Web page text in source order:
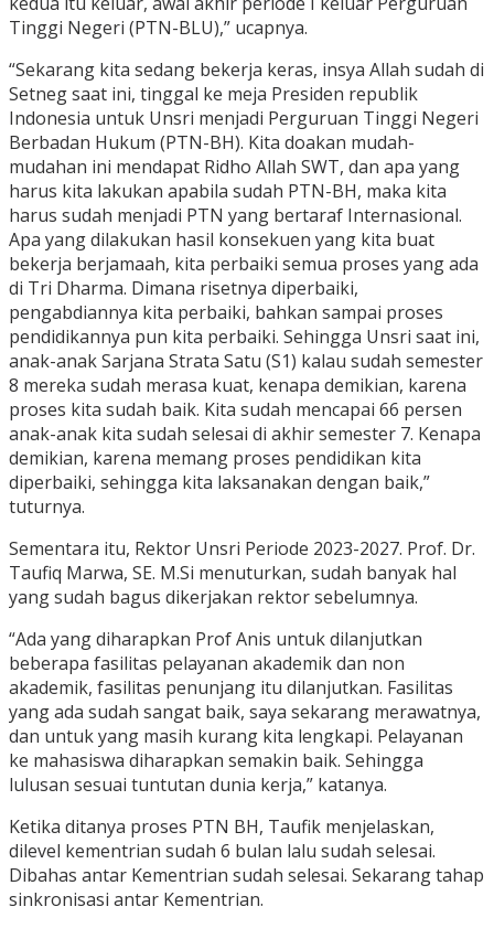
Tinggi Negeri (PTN-BLU),” ucapnya.
“Sekarang kita sedang bekerja keras, insya Allah sudah di
Setneg saat ini, tinggal ke meja Presiden republik
Indonesia untuk Unsri menjadi Perguruan Tinggi Negeri
Berbadan Hukum (PTN-BH). Kita doakan mudah-
mudahan ini mendapat Ridho Allah SWT, dan apa yang
harus kita lakukan apabila sudah PTN-BH, maka kita
harus sudah menjadi PTN yang bertaraf Internasional.
Apa yang dilakukan hasil konsekuen yang kita buat
bekerja berjamaah, kita perbaiki semua proses yang ada
di Tri Dharma. Dimana risetnya diperbaiki,
pengabdiannya kita perbaiki, bahkan sampai proses
pendidikannya pun kita perbaiki. Sehingga Unsri saat ini,
anak-anak Sarjana Strata Satu (S1) kalau sudah semester
8 mereka sudah merasa kuat, kenapa demikian, karena
proses kita sudah baik. Kita sudah mencapai 66 persen
anak-anak kita sudah selesai di akhir semester 7. Kenapa
demikian, karena memang proses pendidikan kita
diperbaiki, sehingga kita laksanakan dengan baik,”
tuturnya.
Sementara itu, Rektor Unsri Periode 2023-2027. Prof. Dr.
Taufiq Marwa, SE. M.Si menuturkan, sudah banyak hal
yang sudah bagus dikerjakan rektor sebelumnya.
“Ada yang diharapkan Prof Anis untuk dilanjutkan
beberapa fasilitas pelayanan akademik dan non
akademik, fasilitas penunjang itu dilanjutkan. Fasilitas
yang ada sudah sangat baik, saya sekarang merawatnya,
dan untuk yang masih kurang kita lengkapi. Pelayanan
ke mahasiswa diharapkan semakin baik. Sehingga
lulusan sesuai tuntutan dunia kerja,” katanya.
Ketika ditanya proses PTN BH, Taufik menjelaskan,
dilevel kementrian sudah 6 bulan lalu sudah selesai.
Dibahas antar Kementrian sudah selesai. Sekarang tahap
sinkronisasi antar Kementrian.